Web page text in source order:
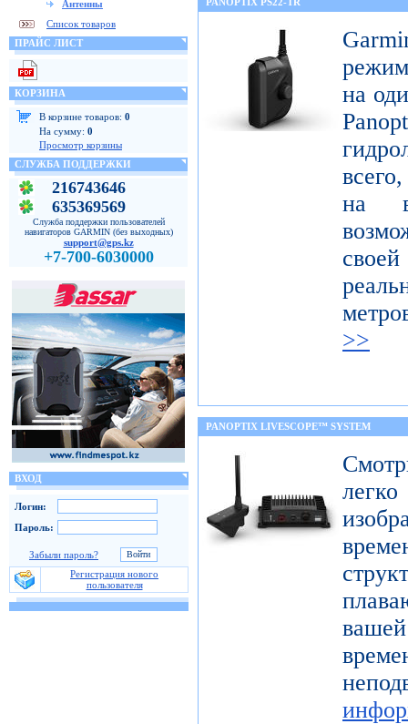
Антенны
Список товаров
ПРАЙС ЛИСТ
КОРЗИНА
В корзине товаров: 0
На сумму: 0
Просмотр корзины
СЛУЖБА ПОДДЕРЖКИ
216743646
635369569
Служба поддержки пользователей
навигаторов GARMIN (без выходных)
support@gps.kz
+7-700-6030000
ВХОД
Логин:
Пароль:
Забыли пароль?
Регистрация нового
пользователя
на
на
>>
PANOPTIX LIVESCOPE™ SYSTEM